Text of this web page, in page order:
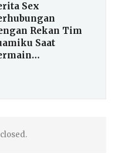
Sex
Rekan Tim
Saat